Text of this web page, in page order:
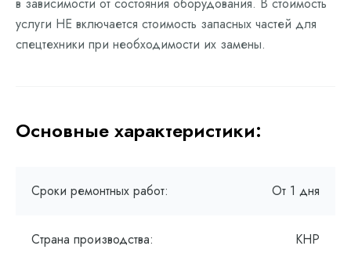
услуги НЕ включается стоимость запасных частей для
спецтехники при необходимости их замены.
Основные характеристики:
Сроки ремонтных работ: От 1 дня
Страна производства: КНР